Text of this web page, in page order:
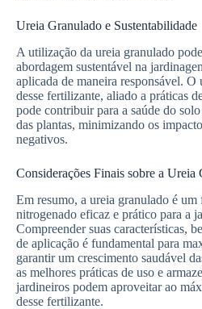
Ureia Granulado e Sustentabilidade
A utilização da ureia granulado
abordagem sustentável na
aplicada de maneira responsável. O
desse fertilizante, aliado a práticas
pode contribuir para a saúde do
das plantas, minimizando os
negativos.
Considerações Finais sobre a Ureia
Em resumo, a ureia granulado é um
nitrogenado eficaz e prático para a
Compreender suas características,
de aplicação é fundamental para
garantir um crescimento saudável
as melhores práticas de uso e
jardineiros podem aproveitar ao
desse fertilizante.